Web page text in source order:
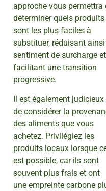
approche vous permettra
déterminer quels produits
sont les plus faciles à
substituer, réduisant
sentiment de surcharge et
facilitant une transition
progressive.
Il est également judicieux
de considérer la
des aliments que vous
achetez. Privilégiez les
produits locaux lorsque
est possible, car ils sont
souvent plus frais et ont
une empreinte carbone